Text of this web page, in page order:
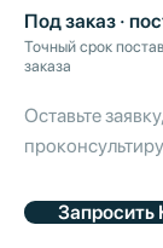
Под заказ ·
Точный срок
заказа
Оставьте
Запросить